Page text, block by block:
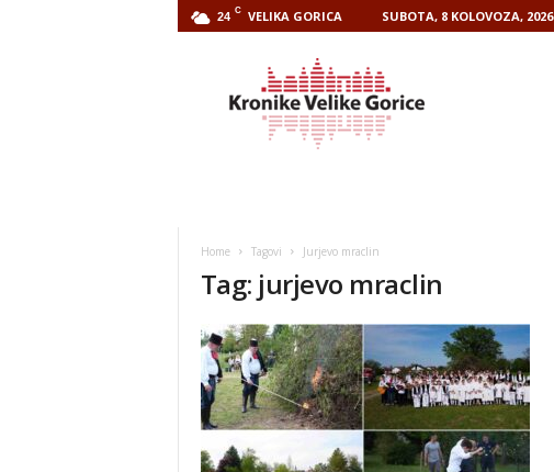
24 C VELIKA GORICA SUBOTA, 8 KOLOVOZA, 2026
Home Tagovi Jurjevo mraclin
Tag: jurjevo mraclin